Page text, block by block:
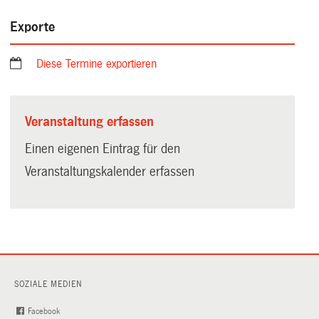
Exporte
Diese Termine exportieren
Veranstaltung erfassen
Einen eigenen Eintrag für den
Veranstaltungskalender erfassen
SOZIALE MEDIEN
Facebook